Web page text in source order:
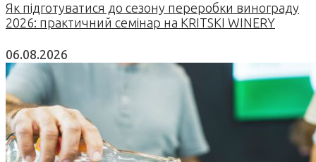
Як підготуватися до сезону переробки винограду
2026: практичний семінар на KRITSKI WINERY
06.08.2026